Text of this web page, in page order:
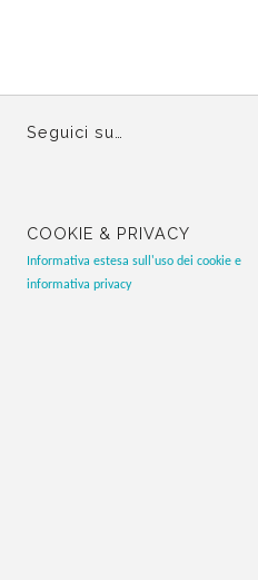
Seguici su…
COOKIE & PRIVACY
Informativa estesa sull'uso dei cookie e
informativa privacy